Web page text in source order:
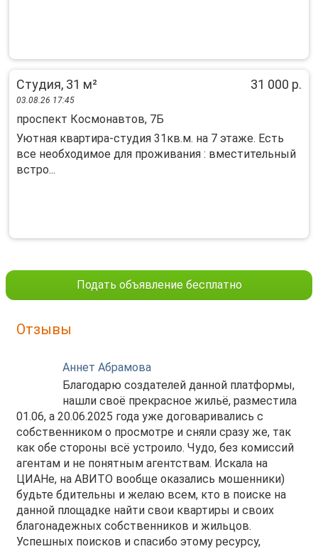
Студия, 31 м² 31 000 р.
03.08.26 17:45
проспект Космонавтов, 7Б
Уютная квартира-студия 31кв.м. на 7 этаже. Есть
все необходимое для проживания : вместительный
встро...
Подать объявление бесплатно
Отзывы
Аннет Абрамова
Благодарю создателей данной платформы,
нашли своё прекрасное жильё, разместила
01.06, а 20.06.2025 года уже договаривались с
собственником о просмотре и сняли сразу же, так
как обе стороны всё устроило. Чудо, без комиссий
агентам и не понятным агентствам. Искала на
ЦИАНе, на АВИТО вообще оказались мошенники)
будьте бдительны и желаю всем, кто в поиске на
данной площадке найти свои квартиры и своих
благонадежных собственников и жильцов.
Успешных поисков и спасибо этому ресурсу,